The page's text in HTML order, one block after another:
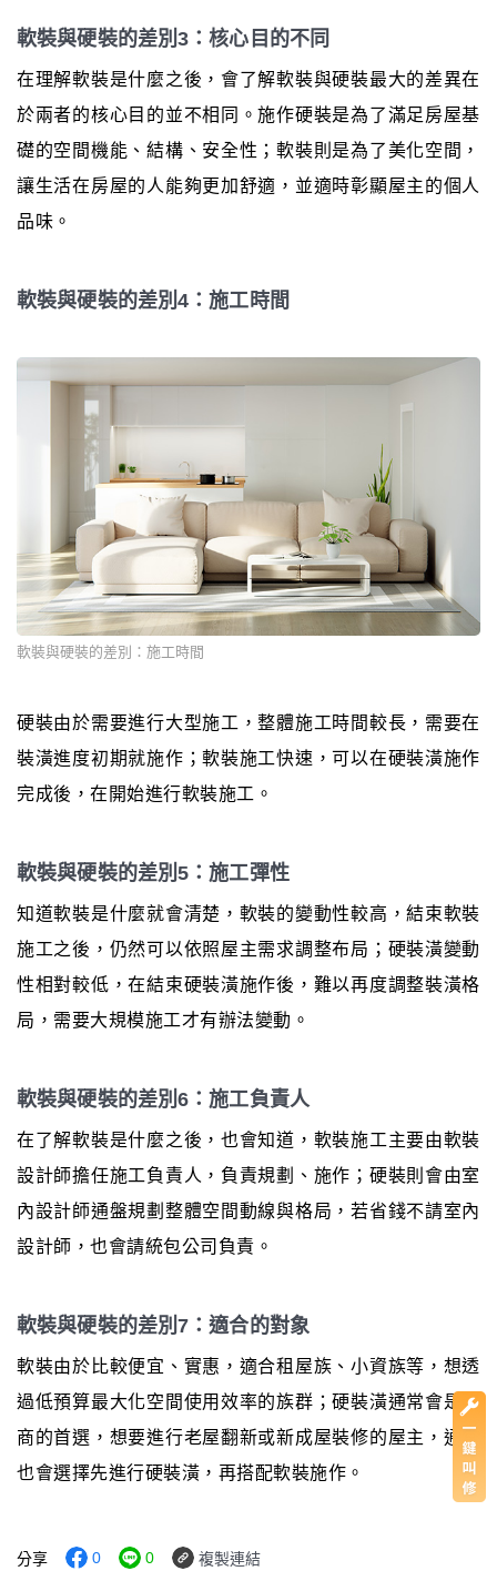
軟裝與硬裝的差別3：核心目的不同
在理解軟裝是什麼之後，會了解軟裝與硬裝最大的差異在
於兩者的核心目的並不相同。施作硬裝是為了滿足房屋基
礎的空間機能、結構、安全性；軟裝則是為了美化空間，
讓生活在房屋的人能夠更加舒適，並適時彰顯屋主的個人
品味。
軟裝與硬裝的差別4：施工時間
軟裝與硬裝的差別：施工時間
硬裝由於需要進行大型施工，整體施工時間較長，需要在
裝潢進度初期就施作；軟裝施工快速，可以在硬裝潢施作
完成後，在開始進行軟裝施工。
軟裝與硬裝的差別5：施工彈性
知道軟裝是什麼就會清楚，軟裝的變動性較高，結束軟裝
施工之後，仍然可以依照屋主需求調整布局；硬裝潢變動
性相對較低，在結束硬裝潢施作後，難以再度調整裝潢格
局，需要大規模施工才有辦法變動。
軟裝與硬裝的差別6：施工負責人
在了解軟裝是什麼之後，也會知道，軟裝施工主要由軟裝
設計師擔任施工負責人，負責規劃、施作；硬裝則會由室
內設計師通盤規劃整體空間動線與格局，若省錢不請室內
設計師，也會請統包公司負責。
軟裝與硬裝的差別7：適合的對象
軟裝由於比較便宜、實惠，適合租屋族、小資族等，想透
過低預算最大化空間使用效率的族群；硬裝潢通常會是建
商的首選，想要進行老屋翻新或新成屋裝修的屋主，通常
也會選擇先進行硬裝潢，再搭配軟裝施作。
分享 0 0 複製連結